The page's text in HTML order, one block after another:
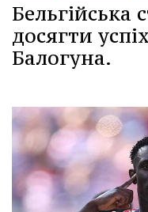
Бельгійська
досягти
Балогуна.